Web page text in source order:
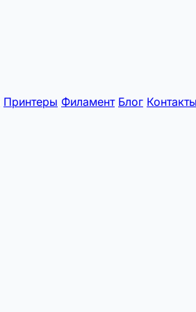
Принтеры Филамент Блог